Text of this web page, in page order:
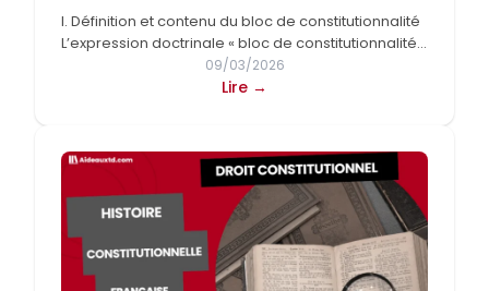
I. Définition et contenu du bloc de constitutionnalité
L’expression doctrinale « bloc de constitutionnalité »
sert à désigner l’ensemble de…
09/03/2026
Lire →
de
constitutionnalité
(avec
schéma)